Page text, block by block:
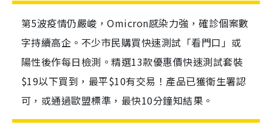
第5波疫情仍嚴峻，Omicron感染力強，確診個案數
字持續高企。不少市民購買快速測試「看門口」或
陽性後作每日檢測。精選13款優惠價快速測試套裝
$19以下買到，最平$10有交易！產品已獲衛生署認
可，或通過歐盟標準，最快10分鐘知結果。